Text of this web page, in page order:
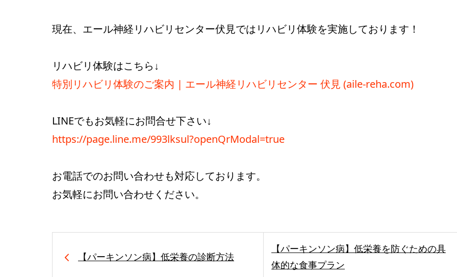
現在、エール神経リハビリセンター伏見ではリハビリ体験を実施しております！
リハビリ体験はこちら↓
特別リハビリ体験のご案内 | エール神経リハビリセンター 伏見 (aile-reha.com)
LINEでもお気軽にお問合せ下さい↓
https://page.line.me/993lksul?openQrModal=true
お電話でのお問い合わせも対応しております。
お気軽にお問い合わせください。
【パーキンソン病】低栄養の診断方法
【パーキンソン病】低栄養を防ぐための具
体的な食事プラン